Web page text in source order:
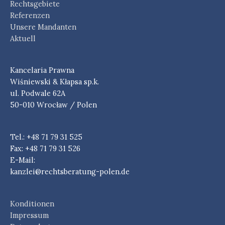
Rechtsgebiete
Referenzen
Unsere Mandanten
Aktuell
Kancelaria Prawna
Wiśniewski & Kłapsa sp.k.
ul. Podwale 62A
50-010 Wrocław / Polen
Tel.: +48 71 79 31 525
Fax: +48 71 79 31 526
E-Mail:
kanzlei@rechtsberatung-polen.de
Konditionen
Impressum